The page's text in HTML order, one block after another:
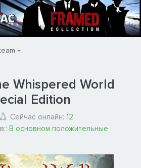
Whispered World
Edition
Сейчас онлайн: 12
В основном положительные